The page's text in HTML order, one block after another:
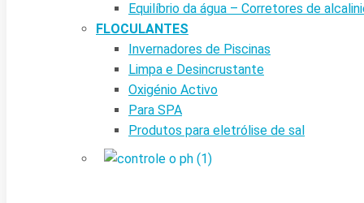
Equilíbrio da água – Corretores de
FLOCULANTES
Invernadores de Piscinas
Limpa e Desincrustante
Oxigénio Activo
Para SPA
Produtos para eletrólise de sal